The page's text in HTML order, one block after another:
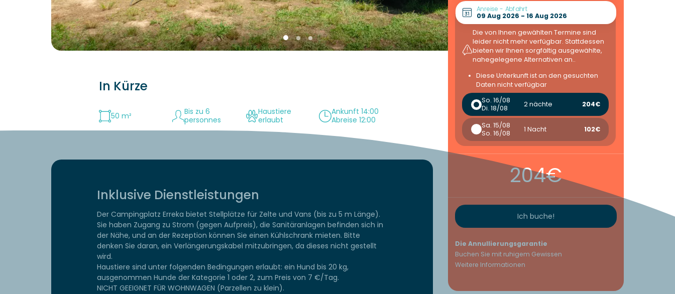
Anreise - Abfahrt
Die von Ihnen gewählten Termine sind
leider nicht mehr verfügbar. Stattdessen
bieten wir Ihnen sorgfältig ausgewählte,
nahegelegene Alternativen an..
Diese Unterkunft ist an den gesuchten
Daten nicht verfügbar
So. 16/08
Di. 18/08
2 nächte 204€
Sa. 15/08
So. 16/08
1 Nacht 102€
204€
Ich buche!
Die Annullierungsgarantie
Buchen Sie mit ruhigem Gewissen
Weitere Informationen
In Kürze
50 m²
Bis zu 6
personnes
Haustiere
erlaubt
Ankunft 14:00
Abreise 12:00
Inklusive Dienstleistungen
Der Campingplatz Erreka bietet Stellplätze für Zelte und Vans (bis zu 5 m Länge).
Sie haben Zugang zu Strom (gegen Aufpreis), die Sanitäranlagen befinden sich in
der Nähe, und an der Rezeption können Sie einen Kühlschrank mieten. Bitte
denken Sie daran, ein Verlängerungskabel mitzubringen, da dieses nicht gestellt
wird.
Haustiere sind unter folgenden Bedingungen erlaubt: ein Hund bis 20 kg,
ausgenommen Hunde der Kategorie 1 oder 2, zum Preis von 7 €/Tag.
NICHT GEEIGNET FÜR WOHNWAGEN (Parzellen zu klein).